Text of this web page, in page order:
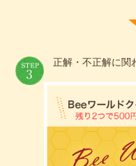
正解・不正解に関